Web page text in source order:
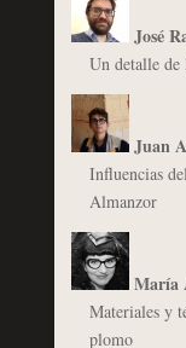
José
Un detalle
Juan
Influencias
Almanzor
María
Materiales y
plomo